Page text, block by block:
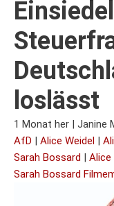
loslässt
1 Monat her | Janine
AfD | Alice Weidel |
Sarah Bossard | Alice
Sarah Bossard